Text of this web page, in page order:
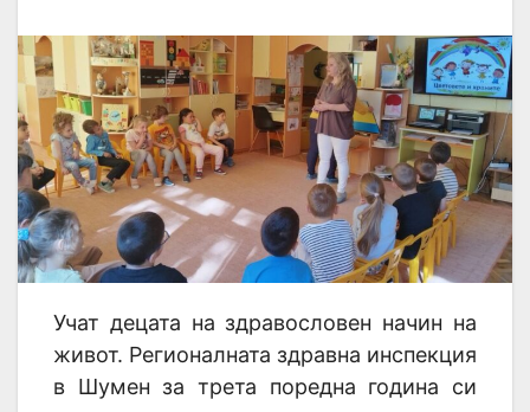
Учат децата на здравословен начин на
живот. Регионалната здравна инспекция
в Шумен за трета поредна година си